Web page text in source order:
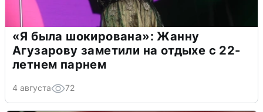
«Я была шокирована»: Жанну
Агузарову заметили на отдыхе с 22-
летнем парнем
4 августа 72